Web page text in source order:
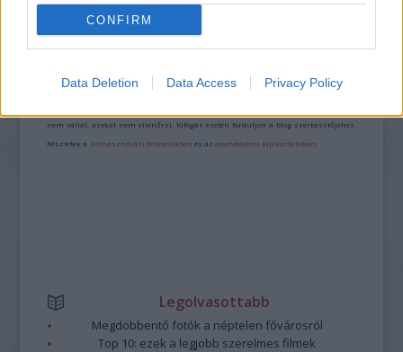
CONFIRM
Data Deletion Data Access Privacy Policy
A bejegyzés trackback címe:
https://kulturpart.hu/api/trackback/id/7852892
A hozzászólások avonatkozó jogszabályokértelmében felhasználói tartalomnak
nem vállal, azokat nem ellenőrzi. Kifogás esetén forduljon a blog szerkesztőjéhez.
Részletek a Felhasználási feltételekben és azadatvédelmi tájékoztatóban
Legolvasottabb
Megdöbbentő fotók a néptelen fővárosról
Top 10: ezek a legjobb szerelmes filmek